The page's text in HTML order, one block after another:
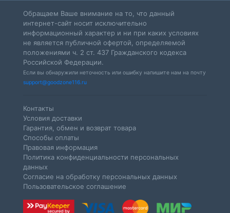
Обращаем Ваше внимание на то, что данный
интернет-сайт носит исключительно
информационный характер и ни при каких условиях
не является публичной офертой, определяемой
положениями ч. 2 ст. 437 Гражданского кодекса
Российской Федерации.
Если вы обнаружили неточность или ошибку напишите нам на почту
support@goodzone116.ru
Контакты
Условия доставки
Гарантия, обмен и возврат товара
Способы оплаты
Правовая информация
Политика конфиденциальности персональных
данных
Согласие на обработку персональных данных
Пользовательское соглашение